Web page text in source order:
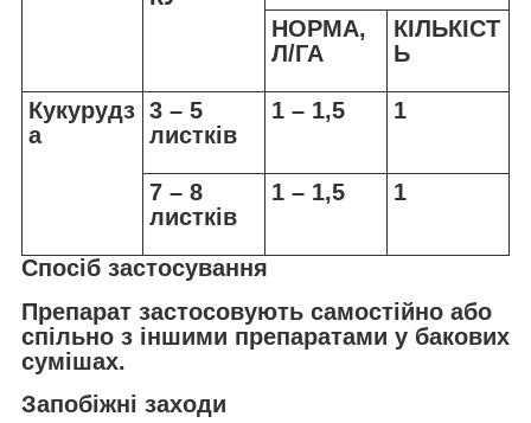
НОРМА,
Л/ГА
КІЛЬКІСТ
Ь
Кукурудз
а
3 – 5
листків
1 – 1,5 1
7 – 8
листків
1 – 1,5 1
Спосіб застосування
Препарат застосовують самостійно або
спільно з іншими препаратами у бакових
сумішах.
Запобіжні заходи